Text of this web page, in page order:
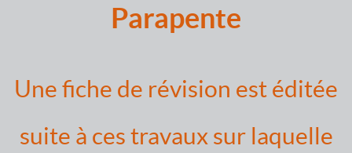
Parapente
Une fiche de révision est éditée
suite à ces travaux sur laquelle